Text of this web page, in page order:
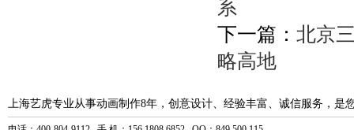
系
下一篇： 北京
略高地
上海艺虎专业从事动画制作8年，创意设计、经验丰富、诚信服务，是